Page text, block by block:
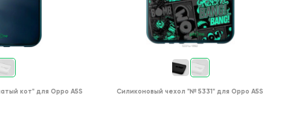
кот" для Oppo A5S Силиконовый чехол "№ 5331" для Oppo A5S